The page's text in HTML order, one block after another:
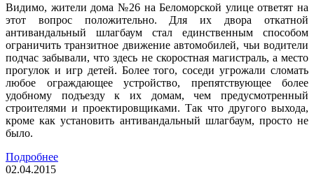
Видимо, жители дома №26 на Беломорской улице ответят на
этот вопрос положительно. Для их двора откатной
антивандальный шлагбаум стал единственным способом
ограничить транзитное движение автомобилей, чьи водители
подчас забывали, что здесь не скоростная магистраль, а место
прогулок и игр детей. Более того, соседи угрожали сломать
любое ограждающее устройство, препятствующее более
удобному подъезду к их домам, чем предусмотренный
строителями и проектировщиками. Так что другого выхода,
кроме как установить антивандальный шлагбаум, просто не
было.
Подробнее
02.04.2015